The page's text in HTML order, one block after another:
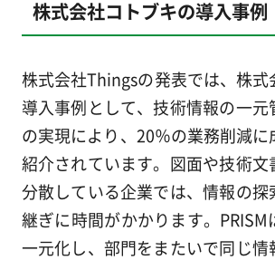
株式会社コトブキの導入事例
株式会社Thingsの発表では、株式
導入事例として、技術情報の一元
の実現により、20％の業務削減
紹介されています。図面や技術文
分散している企業では、情報の探
継ぎに時間がかかります。PRISM
一元化し、部門をまたいで同じ情